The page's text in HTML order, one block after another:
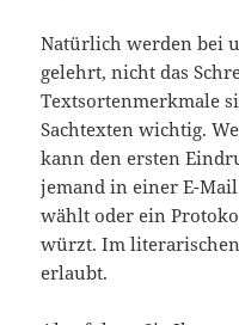
Natürlich werden bei
gelehrt, nicht das
Textsortenmerkmale
Sachtexten wichtig.
kann den ersten
jemand in einer E-
wählt oder ein
würzt. Im
erlaubt.